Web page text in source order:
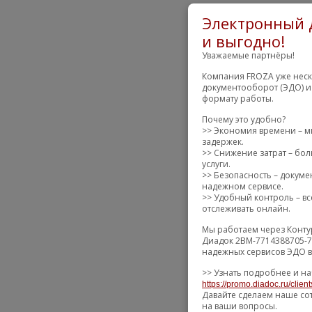
Электронный
и выгодно!
Уважаемые партнёры!
Компания FROZA уже
документооборот (ЭДО)
формату работы.
Почему это удобно?
>> Экономия времени –
задержек.
>> Снижение затрат –
услуги.
>> Безопасность –
надежном сервисе.
>> Удобный контроль –
отслеживать онлайн.
Мы работаем через
Диадок 2BM-7714388705-
надежных сервисов ЭДО
>> Узнать подробнее и
https://promo.diadoc.ru/
Давайте сделаем наше
на ваши вопросы.